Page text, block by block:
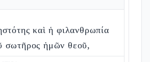
καὶ ἡ φιλανθρωπία
σωτῆρος ἡμῶν θεοῦ,